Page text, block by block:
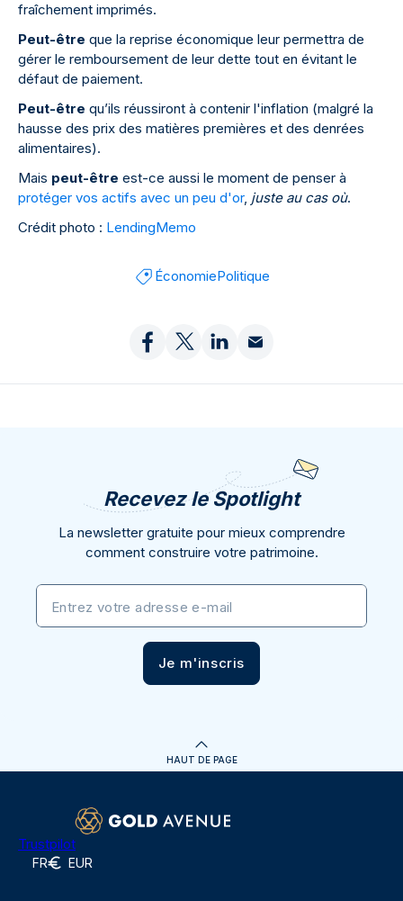
fraîchement imprimés.
Peut-être que la reprise économique leur permettra de
gérer le remboursement de leur dette tout en évitant le
défaut de paiement.
Peut-être qu’ils réussiront à contenir l'inflation (malgré la
hausse des prix des matières premières et des denrées
alimentaires).
Mais peut-être est-ce aussi le moment de penser à
protéger vos actifs avec un peu d'or, juste au cas où.
Crédit photo : LendingMemo
ÉconomiePolitique
Recevez le Spotlight
La newsletter gratuite pour mieux comprendre
comment construire votre patrimoine.
Entrez votre adresse e-mail
Je m'inscris
HAUT DE PAGE
Trustpilot
FR EUR